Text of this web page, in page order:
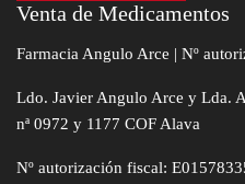
Venta de Medicamentos
Farmacia Angulo Arce | Nº
Ldo. Javier Angulo Arce y Lda.
nª 0972 y 1177 COF Alava
Nº autorización fiscal: